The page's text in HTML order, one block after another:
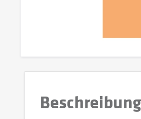
Beschreibung